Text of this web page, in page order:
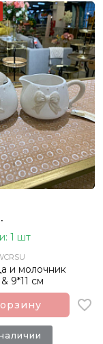
1 шт
и молочник
9*11 см